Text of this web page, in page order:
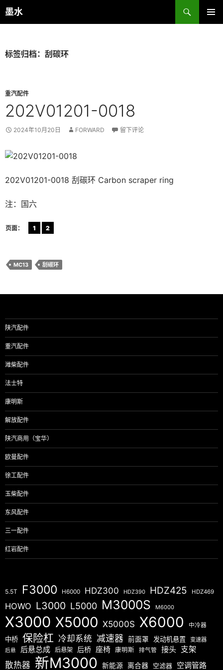
跳
至
墨水
搜
索
标签归档：刮碳环
重汽配件
202V01201-0018
2024年10月20日 FORWARD 留下评论
202V01201-0018 刮碳环 Carbon scraper ring
注：国六
页面： 1 2
MC13 刮碳环
陕汽配件
重汽配件
潍柴配件
法士特
康明斯
解放配件
陕汽商用（宝华）
欧曼配件
徐工配件
玉柴配件
东风配件
三一配件
红岩配件
5.5T F3000 H6000 HDZ300 HDZ390 HDZ425 HDZ469
HOWO L3000 L5000 M3000S M6000
X3000 X5000 X5000S X6000 中冷器
中桥 保险杠 冷却系统 减速器 前面罩 发动机悬置 变速器
后悬 后悬总成 后悬架 后桥 座椅 康明斯 排气管 接头 支架
散热器 新M3000 新能源 离合器 空滤器 空调管路